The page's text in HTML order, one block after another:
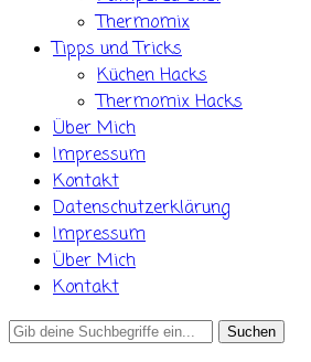
Thermomix
Tipps und Tricks
Küchen Hacks
Thermomix Hacks
Über Mich
Impressum
Kontakt
Datenschutzerklärung
Impressum
Über Mich
Kontakt
Search